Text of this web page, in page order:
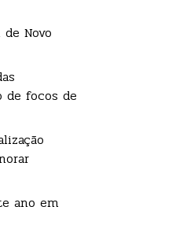
Novo
de focos de
ano em